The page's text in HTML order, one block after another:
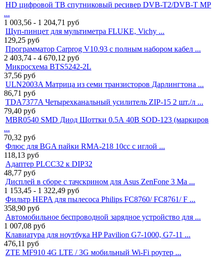
HD цифровой ТВ спутниковый ресивер DVB-T2/DVB-T MP
...
1 003,56 - 1 204,71 руб
Щуп-пинцет для мультиметра FLUKE, Vichy ...
129,25 руб
Программатор Carprog V10.93 с полным набором кабел ...
2 403,74 - 4 670,12 руб
Микросхема BTS5242-2L
37,56 руб
ULN2003A Матрица из семи транзисторов Дарлингтона ...
86,71 руб
TDA7377A Четырехканальный усилитель ZIP-15 2 шт./л ...
79,40 руб
MBR0540 SMD Диод Шоттки 0.5А 40В SOD-123 (маркиров
...
70,32 руб
Флюс для BGA пайки RMA-218 10cc с иглой ...
118,13 руб
Адаптер PLCC32 к DIP32
48,77 руб
Дисплей в сборе с тачскрином для Asus ZenFone 3 Ma ...
1 153,45 - 1 322,49 руб
Фильтр HEPA для пылесоса Philips FC8760/ FC8761/ F ...
358,90 руб
Автомобильное беспроводной зарядное устройство для ...
1 007,08 руб
Клавиатура для ноутбука HP Pavilion G7-1000, G7-11 ...
476,11 руб
ZTE MF910 4G LTE / 3G мобильный Wi-Fi роутер ...